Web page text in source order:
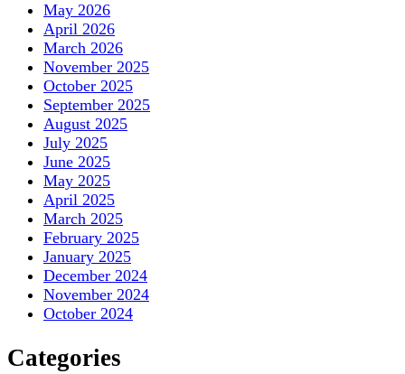
May 2026
April 2026
March 2026
November 2025
October 2025
September 2025
August 2025
July 2025
June 2025
May 2025
April 2025
March 2025
February 2025
January 2025
December 2024
November 2024
October 2024
Categories